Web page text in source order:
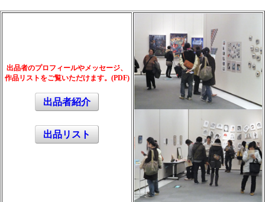
出品者のプロフィールやメッセージ、
作品リストをご覧いただけます。 (PDF)
出品者紹介
出品リスト